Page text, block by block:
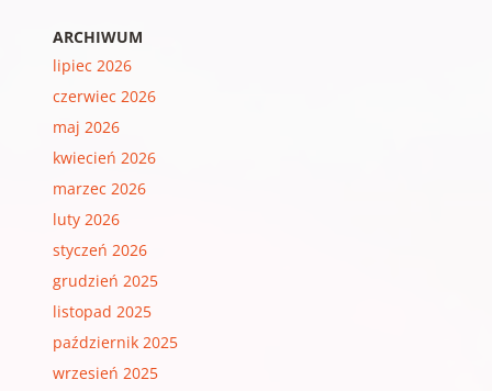
ARCHIWUM
lipiec 2026
czerwiec 2026
maj 2026
kwiecień 2026
marzec 2026
luty 2026
styczeń 2026
grudzień 2025
listopad 2025
październik 2025
wrzesień 2025